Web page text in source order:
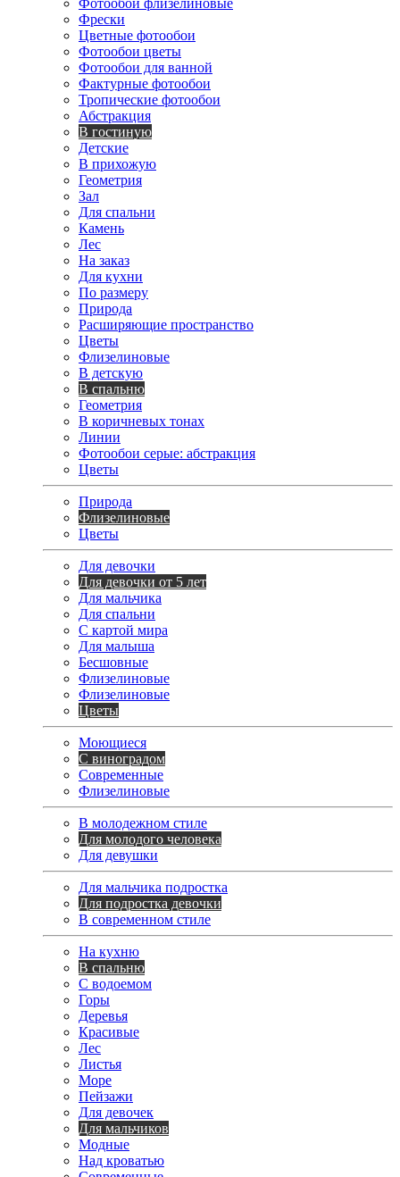
Фотообои флизелиновые
Фрески
Цветные фотообои
Фотообои цветы
Фотообои для ванной
Фактурные фотообои
Тропические фотообои
Абстракция
В гостиную
Детские
В прихожую
Геометрия
Зал
Для спальни
Камень
Лес
На заказ
Для кухни
По размеру
Природа
Расширяющие пространство
Цветы
Флизелиновые
В детскую
В спальню
Геометрия
В коричневых тонах
Линии
Фотообои серые: абстракция
Цветы
Природа
Флизелиновые
Цветы
Для девочки
Для девочки от 5 лет
Для мальчика
Для спальни
С картой мира
Для малыша
Бесшовные
Флизелиновые
Флизелиновые
Цветы
Моющиеся
С виноградом
Современные
Флизелиновые
В молодежном стиле
Для молодого человека
Для девушки
Для мальчика подростка
Для подростка девочки
В современном стиле
На кухню
В спальню
С водоемом
Горы
Деревья
Красивые
Лес
Листья
Море
Пейзажи
Для девочек
Для мальчиков
Модные
Над кроватью